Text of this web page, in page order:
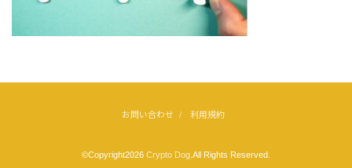
お問い合わせ 利用規約
©Copyright2026 Crypto Dog.All Rights Reserved.